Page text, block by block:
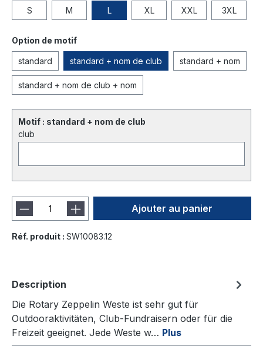
S M L XL XXL 3XL
Option de motif
standard standard + nom de club standard + nom
standard + nom de club + nom
Motif : standard + nom de club
club
Ajouter au panier
Réf. produit : SW10083.12
Description
Die Rotary Zeppelin Weste ist sehr gut für
Outdooraktivitäten, Club-Fundraisern oder für die
Freizeit geeignet. Jede Weste w… Plus